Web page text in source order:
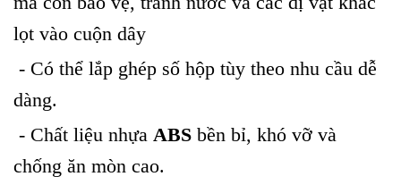
lọt vào cuộn dây
- Có thể lắp ghép số hộp tùy theo nhu cầu dễ
dàng.
- Chất liệu nhựa ABS bền bỉ, khó vỡ và
chống ăn mòn cao.